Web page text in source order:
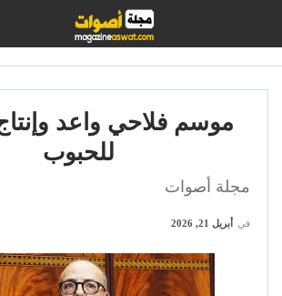
موسم فلاحي واعد
للحبوب
مجلة أصوات
في أبريل 21, 2026